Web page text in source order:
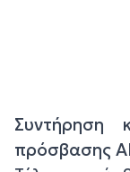
Συντήρηση
πρόσβασης